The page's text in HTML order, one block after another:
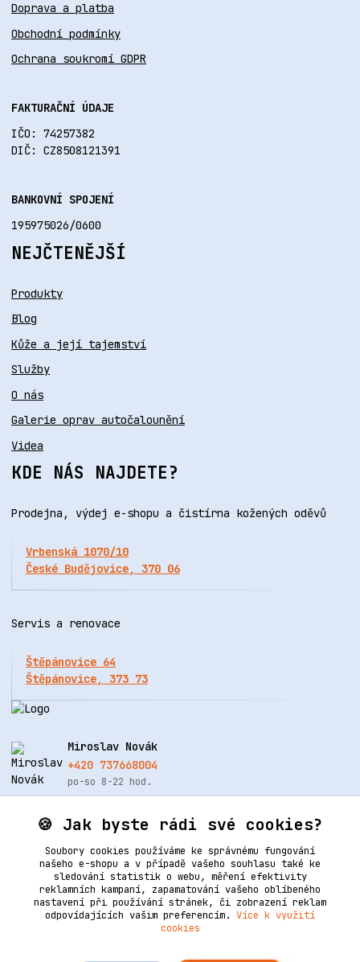
Doprava a platba
Obchodní podmínky
Ochrana soukromí GDPR
FAKTURAČNÍ ÚDAJE
IČO: 74257382
DIČ: CZ8508121391
BANKOVNÍ SPOJENÍ
195975026/0600
NEJČTENĚJŠÍ
Produkty
Blog
Kůže a její tajemství
Služby
O nás
Galerie oprav autočalounění
Videa
KDE NÁS NAJDETE?
Prodejna, výdej e-shopu a čistírna kožených oděvů
Vrbenská 1070/10
České Budějovice, 370 06
Servis a renovace
Štěpánovice 64
Štěpánovice, 373 73
Miroslav Novák
+420 737668004
po-so 8-22 hod.
info@renovacekuze.cz
🍪 Jak byste rádi své cookies?
Soubory cookies používáme ke správnému fungování
našeho e-shopu a v případě vašeho souhlasu také ke
sledování statistik o webu, měření efektivity
reklamních kampaní, zapamatování vašeho oblíbeného
nastavení při používání stránek, či zobrazení reklam
odpovídajících vašim preferencím. Více k využití
cookies